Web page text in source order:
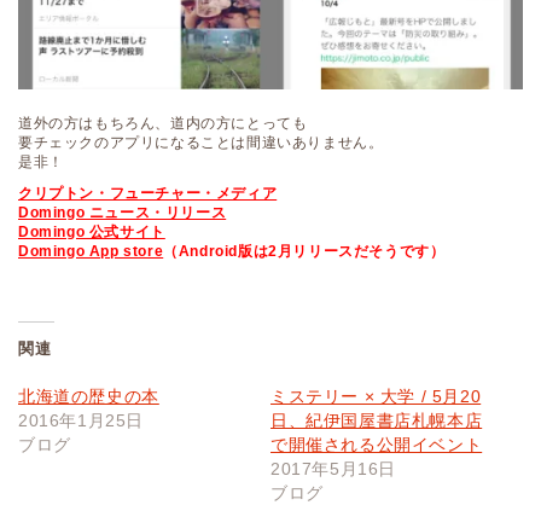
道外の方はもちろん、道内の方にとっても
要チェックのアプリになることは間違いありません。
是非！
クリプトン・フューチャー・メディア
Domingo ニュース・リリース
Domingo 公式サイト
Domingo App store （Android版は2月リリースだそうです）
関連
北海道の歴史の本
2016年1月25日
ブログ
ミステリー × 大学 / 5月20
日、紀伊国屋書店札幌本店
で開催される公開イベント
2017年5月16日
ブログ